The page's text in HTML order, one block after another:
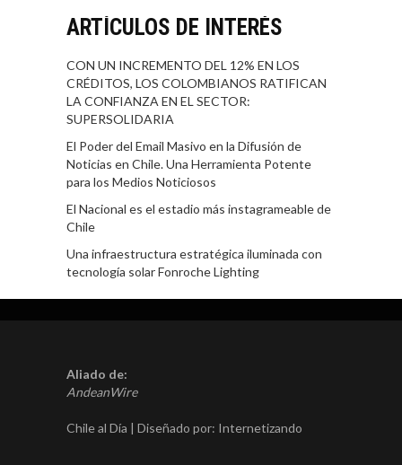
ARTÍCULOS DE INTERÉS
CON UN INCREMENTO DEL 12% EN LOS
CRÉDITOS, LOS COLOMBIANOS RATIFICAN
LA CONFIANZA EN EL SECTOR:
SUPERSOLIDARIA
El Poder del Email Masivo en la Difusión de
Noticias en Chile. Una Herramienta Potente
para los Medios Noticiosos
El Nacional es el estadio más instagrameable de
Chile
Una infraestructura estratégica iluminada con
tecnología solar Fonroche Lighting
Aliado de:
AndeanWire
Chile al Día | Diseñado por: Internetizando